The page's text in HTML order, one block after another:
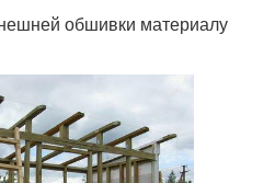
обшивки материалу